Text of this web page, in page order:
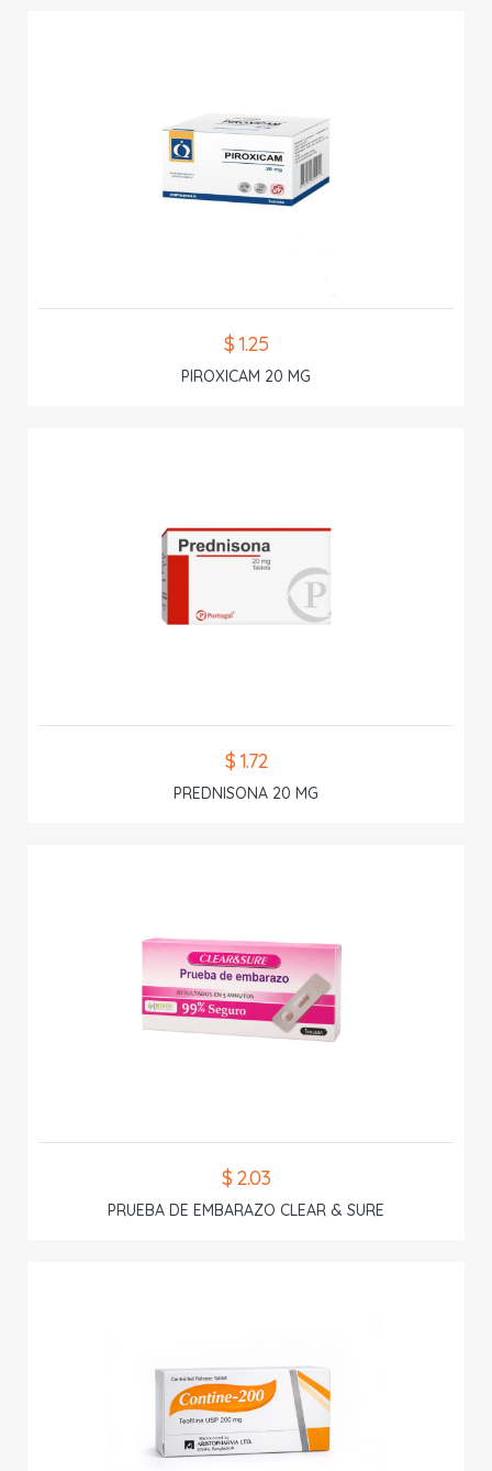
$ 1.25
PIROXICAM 20 MG
$ 1.72
PREDNISONA 20 MG
$ 2.03
PRUEBA DE EMBARAZO CLEAR & SURE